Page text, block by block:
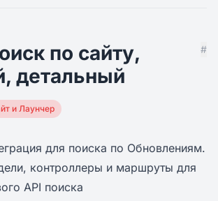
по сайту,
детальный
#
и Лаунчер
для поиска по Обновлениям.
контроллеры и маршруты для
API поиска